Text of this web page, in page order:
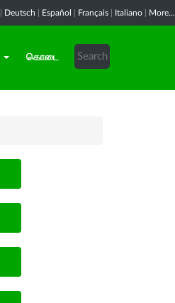
Deutsch Español Français Italiano More...
கொடை